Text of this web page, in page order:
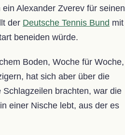
Alexander Zverev für seinen
der Deutsche Tennis Bund mit
beneiden würde.
Boden, Woche für Woche,
hat sich aber über die
brachten, war die
einer Nische lebt, aus der es